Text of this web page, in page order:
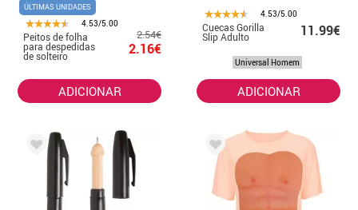
ÚLTIMAS UNIDADES
4.53/5.00
Peitos de folha
para despedidas
de solteiro
2.54€
2.16€
ADICIONAR
4.53/5.00
Cuecas Gorilla
Slip Adulto 11.99€
Universal Homem
ADICIONAR